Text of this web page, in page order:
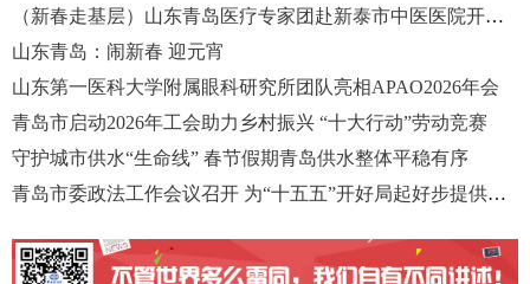
（新春走基层）山东青岛医疗专家团赴新泰市中医医院开展返乡义诊活动
山东青岛：闹新春 迎元宵
山东第一医科大学附属眼科研究所团队亮相APAO2026年会
青岛市启动2026年工会助力乡村振兴 “十大行动”劳动竞赛
守护城市供水“生命线” 春节假期青岛供水整体平稳有序
青岛市委政法工作会议召开 为“十五五”开好局起好步提供坚实政法保障